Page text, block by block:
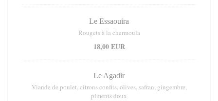
Le Essaouira
Rougets à la chermoula
18,00 EUR
Le Agadir
Viande de poulet, citrons confits, olives, safran, gingembre,
piments doux